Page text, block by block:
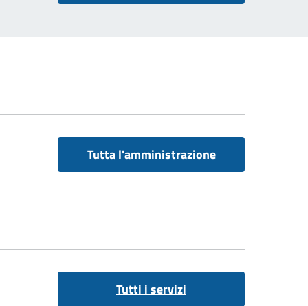
Tutta l'amministrazione
Tutti i servizi